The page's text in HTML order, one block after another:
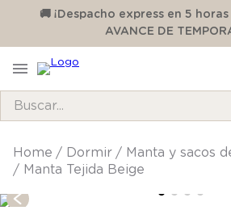
🚚 ¡Despacho express en 5
AVANCE DE
dormir manta y sacos
Manta Tejida Beige
TÉRMINOS MÁS BUSCADOS
1 .
pijama